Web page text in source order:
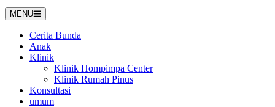
MENU
Cerita Bunda
Anak
Klinik
Klinik Hompimpa Center
Klinik Rumah Pinus
Konsultasi
umum